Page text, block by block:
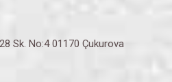
Sk. No:4 01170 Çukurova